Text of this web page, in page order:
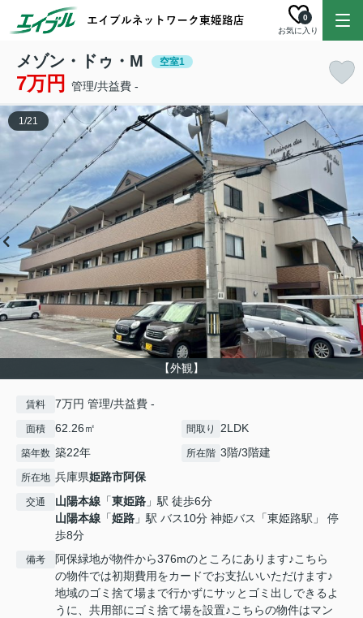
お気に入り
0
メゾン・ドゥ・M 空室1
7万円 管理/共益費 -
【外観】
1/21
賃料 7万円 管理/共益費 -
面積 62.26㎡ 間取り 2LDK
築年数 築22年 所在階 3階/3階建
所在地 兵庫県姫路市阿保
交通 山陽本線 「東姫路 」駅 徒歩6分
山陽本線 「姫路 」駅 バス10分 神姫バス「東姫路駅」 停
歩8分
備考
阿保緑地が物件から376mのところにあります♪こちら
の物件では初期費用をカードでお支払いいただけます♪
地域のゴミ捨て場まで行かずにサッとゴミ出しできるよ
うに、共用部にゴミ捨て場を設置♪こちらの物件はマン